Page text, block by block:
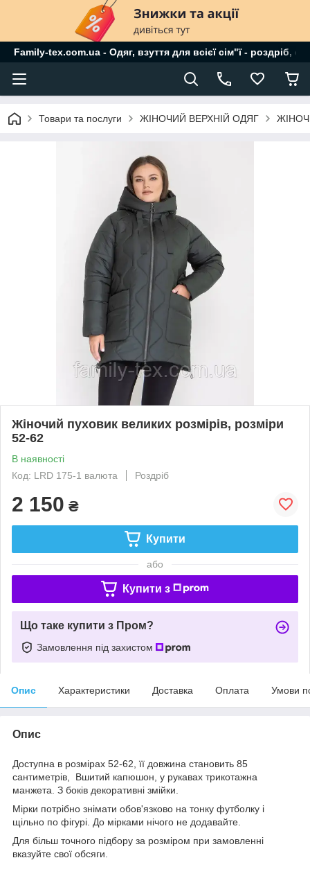
Family-tex.com.ua - Одяг, взуття для всієї сім"ї - роздріб,
Товари та послуги ЖІНОЧИЙ ВЕРХНІЙ ОДЯГ
Жіночий пуховик великих розмірів, розміри
52-62
В наявності
Код: LRD 175-1 валюта
Роздріб
2 150 ₴
Купити
або
Купити з
Що таке купити з Пром?
Замовлення під захистом
Опис Характеристики Доставка Оплата Умови
Опис
Доступна в розмірах 52-62, її довжина становить 85
сантиметрів, Вшитий капюшон, у рукавах трикотажна
манжета. З боків декоративні змійки.
Мірки потрібно знімати обов'язково на тонку футболку і
щільно по фігурі. До мірками нічого не додавайте.
Для більш точного підбору за розміром при замовленні
вказуйте свої обсяги.